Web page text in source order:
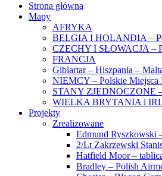
Strona główna
Mapy
AFRYKA
BELGIA I HOLANDIA –
CZECHY I SŁOWACJA –
FRANCJA
Giblartar – Hiszpania –
NIEMCY – Polskie Miejsca
STANY ZJEDNOCZONE
WIELKA BRYTANIA i
Projekty
Zrealizowane
Edmund Ryszkowski
2/Lt Zakrzewski
Hatfield Moor –
Bradley – Polish